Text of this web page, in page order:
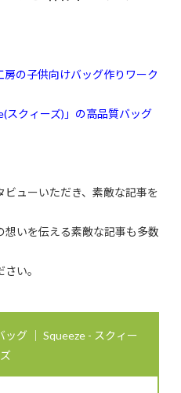
房の子供向けバッグ作りワーク
スクィーズ)」の高品質バッグ
ューいただき、素敵な記事を
いを伝える素敵な記事も多数
い。
グ ｜ Squeeze - スクィー
ズ